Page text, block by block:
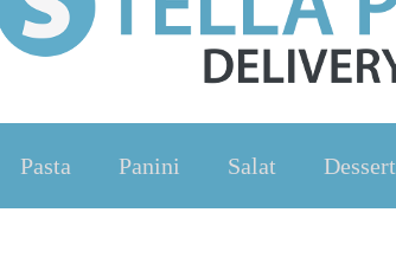
Pasta Panini Salat Dessert